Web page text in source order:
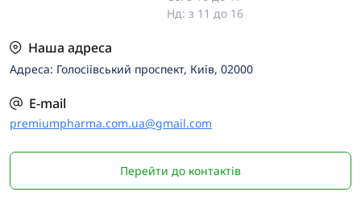
Нд: з 11 до 16
Наша адреса
Адреса: Голосіївський проспект, Київ, 02000
E-mail
premiumpharma.com.ua@gmail.com
Перейти до контактів